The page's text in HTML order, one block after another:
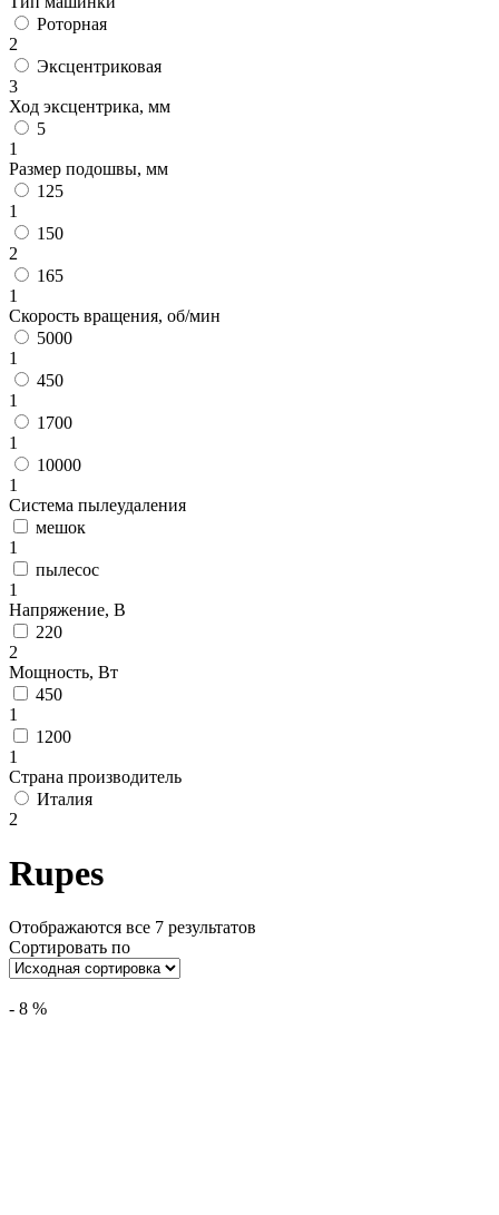
Роторная
2
Эксцентриковая
3
Ход эксцентрика, мм
5
1
Размер подошвы, мм
125
1
150
2
165
1
Скорость вращения, об/мин
5000
1
450
1
1700
1
10000
1
Система пылеудаления
мешок
1
пылесос
1
Напряжение, В
220
2
Мощность, Вт
450
1
1200
1
Страна производитель
Италия
2
Rupes
Отображаются все 7 результатов
Сортировать по
- 8 %